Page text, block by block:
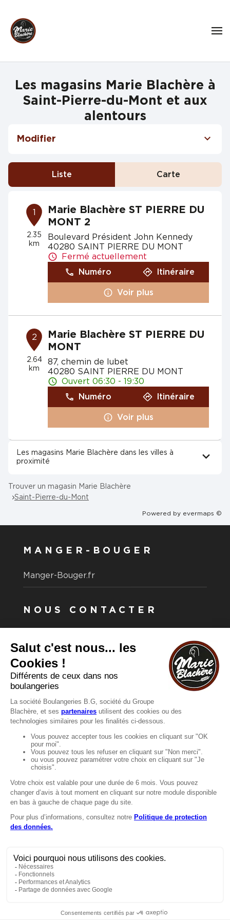
Les magasins Marie Blachère à
Saint-Pierre-du-Mont et aux
alentours
Modifier
Liste Carte
1
2.35
km
Marie Blachère ST PIERRE DU
MONT 2
Boulevard Président John Kennedy
40280 SAINT PIERRE DU MONT
Fermé actuellement
Numéro
Itinéraire
Voir plus
2
2.64
km
Marie Blachère ST PIERRE DU
MONT
87, chemin de lubet
40280 SAINT PIERRE DU MONT
Ouvert 06:30 - 19:30
Numéro
Itinéraire
Voir plus
Les magasins Marie Blachère dans les villes à
proximité
Trouver un magasin Marie Blachère
Saint-Pierre-du-Mont
Powered by evermaps ©
MANGER-BOUGER
Manger-Bouger.fr
NOUS CONTACTER
Vous souhaitez nous contacter ?
Consultez notre FAQ.
FAQ
Recrutement
MENTIONS
Mentions légales
Protection des données
LignÉthique
Caractéristiques environnementales des